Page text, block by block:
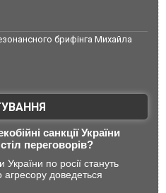
брифінга Михайла
санкції України
переговорів?
України по росії стануть
доведеться